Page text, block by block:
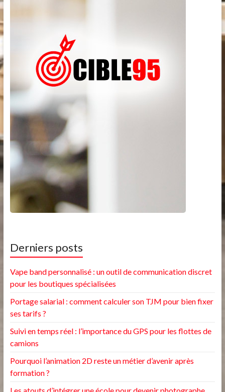
Derniers posts
Vape band personnalisé : un outil de communication discret
pour les boutiques spécialisées
Portage salarial : comment calculer son TJM pour bien fixer
ses tarifs ?
Suivi en temps réel : l’importance du GPS pour les flottes de
camions
Pourquoi l’animation 2D reste un métier d’avenir après
formation ?
Les atouts d’intégrer une école pour devenir photographe